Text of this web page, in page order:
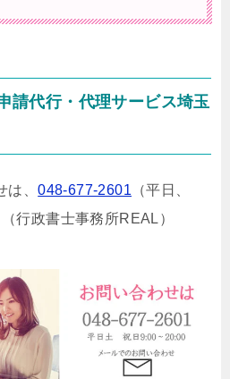
請代行・代理サービス埼玉
は、048-677-2601 （平日、
（行政書士事務所REAL）